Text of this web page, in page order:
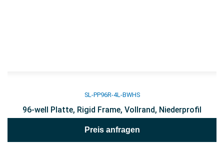
SL-PP96R-4L-BWHS
96-well Platte, Rigid Frame, Vollrand, Niederprofil
Preis anfragen